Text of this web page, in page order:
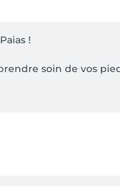
soin de vos